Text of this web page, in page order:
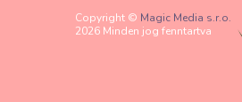
Copyright © Magic Media s.r.o.
2026 Minden jog fenntartva